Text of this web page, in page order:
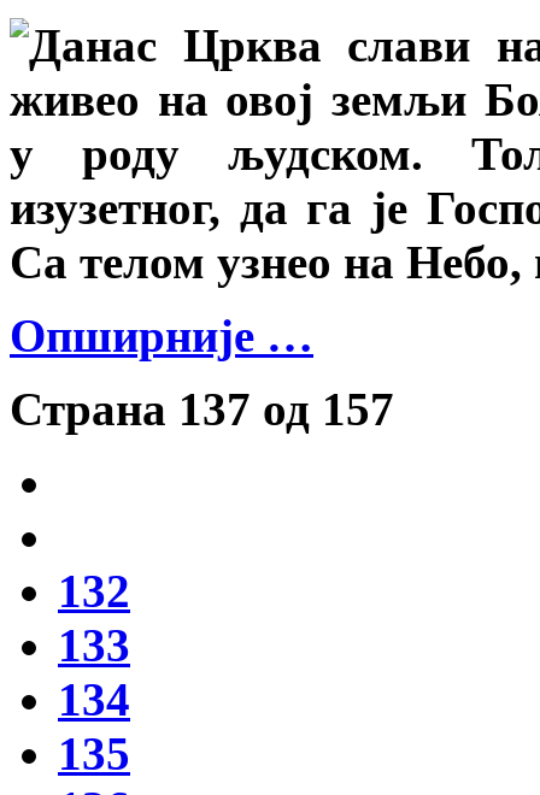
Данас Црква слави
живео на овој земљи
у роду људском.
изузетног, да га је
Са телом узнео на Небо,
Опширније …
Страна 137 од 157
132
133
134
135